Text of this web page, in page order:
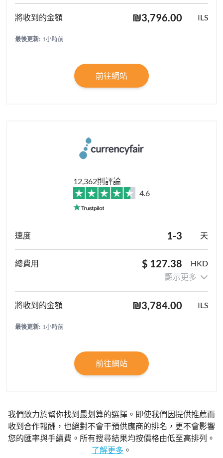
₪3,796.00 ILS
最後更新: 1小時前
前往網站
12,362則評論
4.6
1-3 天
$ 127.38
HKD
顯示更多
₪3,784.00 ILS
最後更新: 1小時前
前往網站
我們致力於幫你找到最划算的選擇。即使我們因提供推薦而
收到合作報酬，也絕對不會干預供應商的排名，更不會影響
您的匯率與手續費。所有搜尋結果均按價格由低至高排列。
了解更多 。